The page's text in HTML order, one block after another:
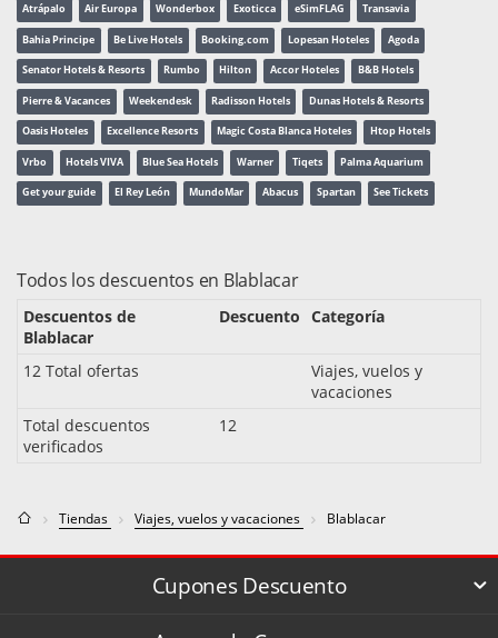
Atrápalo Air Europa Wonderbox Exoticca eSimFLAG Transavia
Bahia Principe Be Live Hotels Booking.com Lopesan Hoteles Agoda
Senator Hotels & Resorts Rumbo Hilton Accor Hoteles B&B Hotels
Pierre & Vacances Weekendesk Radisson Hotels Dunas Hotels & Resorts
Oasis Hoteles Excellence Resorts Magic Costa Blanca Hoteles Htop Hotels
Vrbo Hotels VIVA Blue Sea Hotels Warner Tiqets Palma Aquarium
Get your guide El Rey León MundoMar Abacus Spartan See Tickets
Todos los descuentos en Blablacar
Descuentos de
Blablacar
Descuento Categoría
12 Total ofertas
Viajes, vuelos y
vacaciones
Total descuentos
verificados
12
Tiendas Viajes, vuelos y vacaciones Blablacar
Cupones Descuento